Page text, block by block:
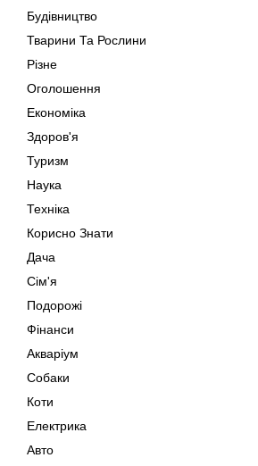
Будівництво
Тварини Та Рослини
Різне
Оголошення
Економіка
Здоров'я
Туризм
Наука
Техніка
Корисно Знати
Дача
Сім'я
Подорожі
Фінанси
Акваріум
Собаки
Коти
Електрика
Авто